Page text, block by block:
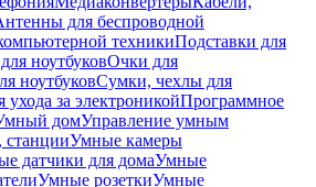
для беспроводной
техникиПодставки для
ноутбуковОчки для
ноутбуковСумки, чехлы для
ухода за электроникойПрограммное
домУправление умным
Умные камеры
датчики для домаУмные
Умные розеткиУмные